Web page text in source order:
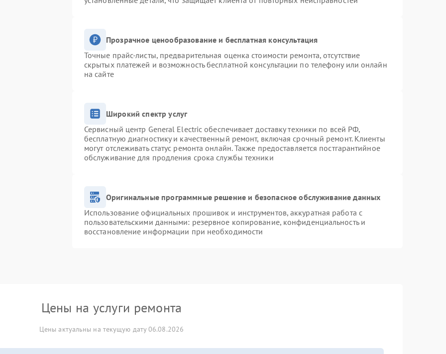
Прозрачное ценообразование и бесплатная консультация
Точные прайс-листы, предварительная оценка стоимости ремонта, отсутствие
скрытых платежей и возможность бесплатной консультации по телефону или онлайн
на сайте
Широкий спектр услуг
Сервисный центр General Electric обеспечивает доставку техники по всей РФ,
бесплатную диагностику и качественный ремонт, включая срочный ремонт. Клиенты
могут отслеживать статус ремонта онлайн. Также предоставляется постгарантийное
обслуживание для продления срока службы техники
Оригинальные программные решение и безопасное обслуживание данных
Использование официальных прошивок и инструментов, аккуратная работа с
пользовательскими данными: резервное копирование, конфиденциальность и
восстановление информации при необходимости
Цены на услуги ремонта
Цены актуальны на текущую дату 06.08.2026